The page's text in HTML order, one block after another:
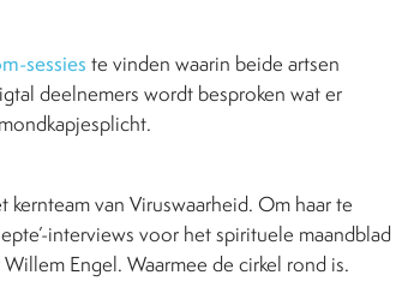
sessies te vinden waarin beide artsen
deelnemers wordt besproken wat er
van Viruswaarheid. Om haar te
interviews voor het spirituele maandblad
Engel. Waarmee de cirkel rond is.